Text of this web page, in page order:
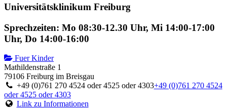
Universitätsklinikum Freiburg
Sprechzeiten: Mo 08:30-12.30 Uhr, Mi 14:00-17:00
Uhr, Do 14:00-16:00
Fuer Kinder
Mathildenstraße 1
79106 Freiburg im Breisgau
+49 (0)761 270 4524 oder 4525 oder 4303+49 (0)761 270 4524
oder 4525 oder 4303
Link zu Informationen